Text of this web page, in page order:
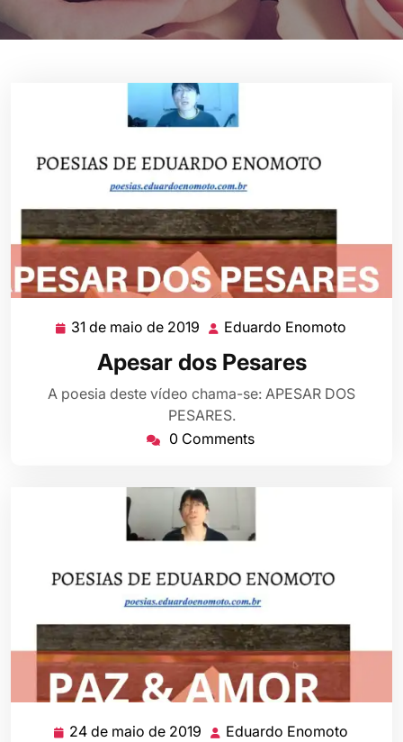
31 de maio de 2019 31
maio
de
2019
Eduardo Enomoto
Apesar dos Pesares
A poesia deste vídeo chama-se: APESAR DOS
PESARES.
0 Comments
24 de maio de 2019 24 Eduardo Enomoto